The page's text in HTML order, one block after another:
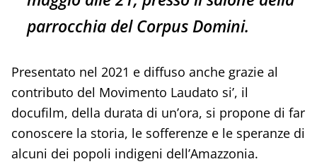
parrocchia del Corpus Domini.
Presentato nel 2021 e diffuso anche grazie al
contributo del Movimento Laudato si’, il
docufilm, della durata di un’ora, si propone di far
conoscere la storia, le sofferenze e le speranze di
alcuni dei popoli indigeni dell’Amazzonia.